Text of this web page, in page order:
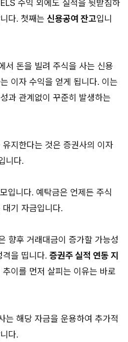
수익 외에도 실적을 뒷받침하
다. 첫째는 신용공여 잔고입니
서 돈을 빌려 주식을 사는 신용
이자 수익을 얻게 됩니다. 이는
과 관계없이 꾸준히 발생하는
지한다는 것은 증권사의 이자
니다.
입니다. 예탁금은 언제든 주식
기 자금입니다.
향후 거래대금이 증가할 가능성
을 띱니다. 증권주 실적 연동 지
이를 먼저 살피는 이유는 바로
는 해당 자금을 운용하여 추가적
다.